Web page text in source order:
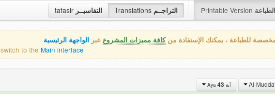
tafasir التفاسيــر Translations التراجــم Printable Version
للطباعة ، يمكنك الإستفادة منكافة مميزات المشروع عبر الواجهة الرئيسية
switch to the Main interface
آية Aya 43